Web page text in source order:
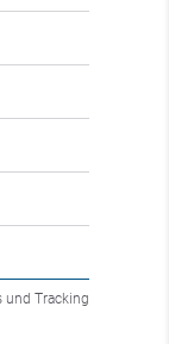
und Tracking